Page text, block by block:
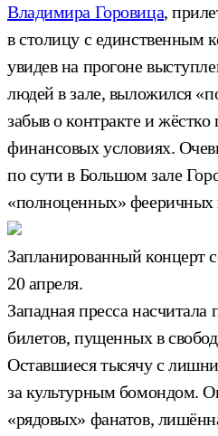
Владимира Горовица,
в столицу с единственным
увидев на прогоне
людей в зале, выложился
забыв о контракте и
финансовых условиях.
по сути в Большом зале
«полноценных» фееричных
Запланированный концерт
20 апреля.
Западная пресса насчитала
билетов, пущенных в
Оставшиеся тысячу с
за культурным бомондом.
«рядовых» фанатов,